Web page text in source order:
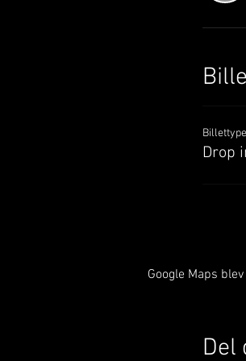
Billettype
Drop
Google Maps
Del